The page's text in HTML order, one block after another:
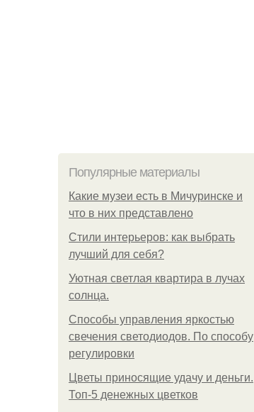
Популярные материалы
Какие музеи есть в Мичуринске и
что в них представлено
Стили интерьеров: как выбрать
лучший для себя?
Уютная светлая квартира в лучах
солнца.
Способы управления яркостью
свечения светодиодов. По способу
регулировки
Цветы приносящие удачу и деньги.
Топ-5 денежных цветков